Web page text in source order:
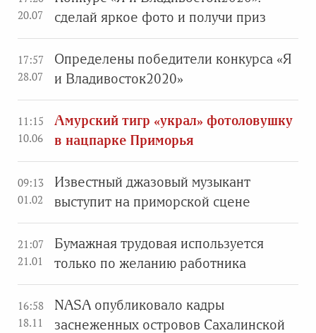
20.07
сделай яркое фото и получи приз
17:57
28.07
Определены победители конкурса «Я
и Владивосток2020»
11:15
10.06
Амурский тигр «украл» фотоловушку
в нацпарке Приморья
09:13
01.02
Известный джазовый музыкант
выступит на приморской сцене
21:07
21.01
Бумажная трудовая используется
только по желанию работника
16:58
18.11
NASA опубликовало кадры
заснеженных островов Сахалинской